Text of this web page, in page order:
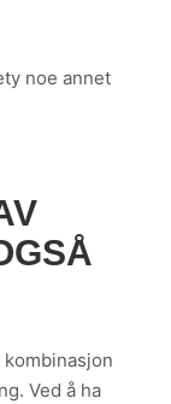
noe annet
Ved å ha